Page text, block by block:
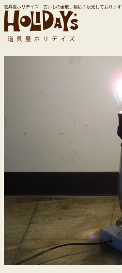
道具屋ホリデイズ｜古いもの全般、幅広く販売しております